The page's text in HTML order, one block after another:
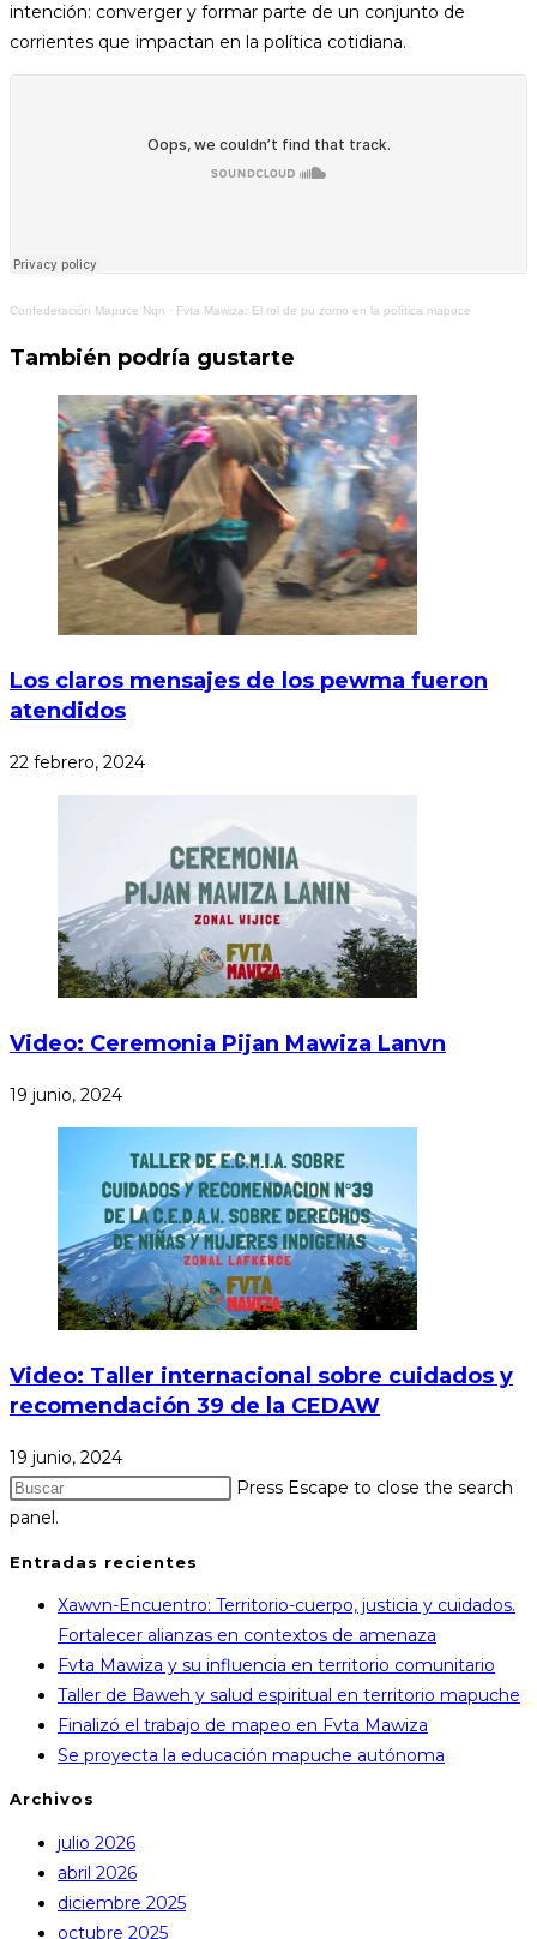
intención: converger y formar parte de un conjunto de
corrientes que impactan en la política cotidiana.
Confederación Mapuce Nqn · Fvta Mawiza: El rol de pu zomo en la política mapuce
También podría gustarte
Los claros mensajes de los pewma fueron
atendidos
22 febrero, 2024
Video: Ceremonia Pijan Mawiza Lanvn
19 junio, 2024
Video: Taller internacional sobre cuidados y
recomendación 39 de la CEDAW
19 junio, 2024
Press Escape to close the search
panel.
Entradas recientes
Xawvn-Encuentro: Territorio-cuerpo, justicia y cuidados.
Fortalecer alianzas en contextos de amenaza
Fvta Mawiza y su influencia en territorio comunitario
Taller de Baweh y salud espiritual en territorio mapuche
Finalizó el trabajo de mapeo en Fvta Mawiza
Se proyecta la educación mapuche autónoma
Archivos
julio 2026
abril 2026
diciembre 2025
octubre 2025